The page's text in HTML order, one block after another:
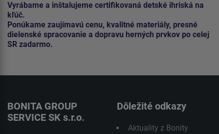
Vyrábame a inštalujeme certifikovaná detské ihriská na
kľúč.
Ponúkame zaujímavú cenu, kvalitné materiály, presné
dielenské spracovanie a dopravu herných prvkov po celej
SR zadarmo.
BONITA GROUP
SERVICE SK s.r.o.
Dôležité odkazy
Aktuality z Bonity